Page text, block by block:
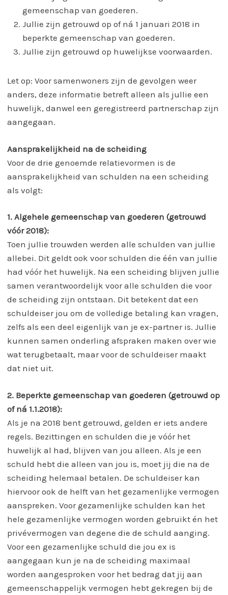
gemeenschap van goederen.
Jullie zijn getrouwd op of ná 1 januari 2018 in
beperkte gemeenschap van goederen.
Jullie zijn getrouwd op huwelijkse voorwaarden.
Let op: Voor samenwoners zijn de gevolgen weer
anders, deze informatie betreft alleen als jullie een
huwelijk, danwel een geregistreerd partnerschap zijn
aangegaan.
Aansprakelijkheid na de scheiding
Voor de drie genoemde relatievormen is de
aansprakelijkheid van schulden na een scheiding
als volgt:
1. Algehele gemeenschap van goederen (getrouwd
vóór 2018):
Toen jullie trouwden werden alle schulden van jullie
allebei. Dit geldt ook voor schulden die één van jullie
had vóór het huwelijk. Na een scheiding blijven jullie
samen verantwoordelijk voor alle schulden die voor
de scheiding zijn ontstaan. Dit betekent dat een
schuldeiser jou om de volledige betaling kan vragen,
zelfs als een deel eigenlijk van je ex-partner is. Jullie
kunnen samen onderling afspraken maken over wie
wat terugbetaalt, maar voor de schuldeiser maakt
dat niet uit.
2. Beperkte gemeenschap van goederen (getrouwd op
of ná 1.1.2018):
Als je na 2018 bent getrouwd, gelden er iets andere
regels. Bezittingen en schulden die je vóór het
huwelijk al had, blijven van jou alleen. Als je een
schuld hebt die alleen van jou is, moet jij die na de
scheiding helemaal betalen. De schuldeiser kan
hiervoor ook de helft van het gezamenlijke vermogen
aanspreken. Voor gezamenlijke schulden kan het
hele gezamenlijke vermogen worden gebruikt én het
privévermogen van degene die de schuld aanging.
Voor een gezamenlijke schuld die jou ex is
aangegaan kun je na de scheiding maximaal
worden aangesproken voor het bedrag dat jij aan
gemeenschappelijk vermogen hebt gekregen bij de